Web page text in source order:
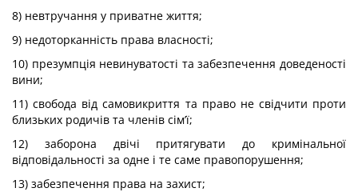
8) невтручання у приватне життя;
9) недоторканність права власності;
10) презумпція невинуватості та забезпечення доведеності
вини;
11) свобода від самовикриття та право не свідчити проти
близьких родичів та членів сім’ї;
12) заборона двічі притягувати до кримінальної
відповідальності за одне і те саме правопорушення;
13) забезпечення права на захист;